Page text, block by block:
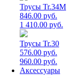
Трусы Tr.34M
846.00 руб.
1 410.00 руб.
Трусы Tr.30
576.00 руб.
960.00 руб.
Аксессуары